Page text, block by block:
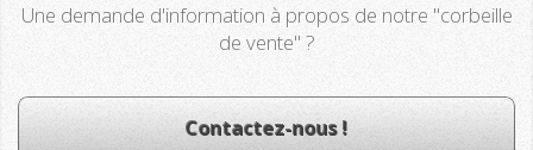
Une demande d'information à propos de notre "corbeille
de vente" ?
Contactez-nous !